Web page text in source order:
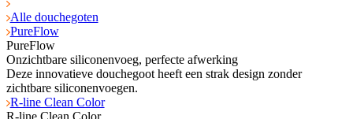
Alle douchegoten
PureFlow
PureFlow
Onzichtbare siliconenvoeg, perfecte afwerking
Deze innovatieve douchegoot heeft een strak design zonder
zichtbare siliconenvoegen.
R-line Clean Color